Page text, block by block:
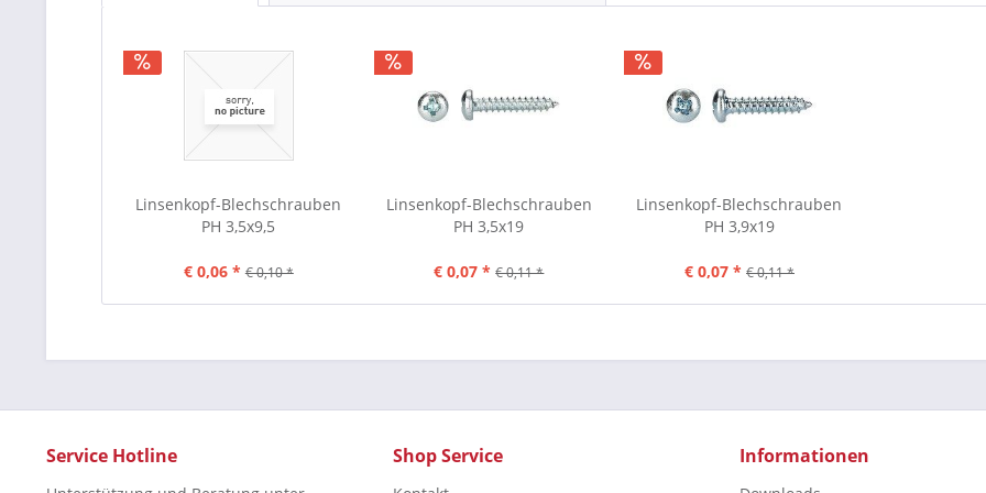
Linsenkopf-Blechschrauben
PH 3,5x9,5
€ 0,06 * € 0,10 *
Linsenkopf-Blechschrauben
PH 3,5x19
€ 0,07 * € 0,11 *
Linsenkopf-Blechschrauben
PH 3,9x19
€ 0,07 * € 0,11 *
Service Hotline Shop Service Informationen